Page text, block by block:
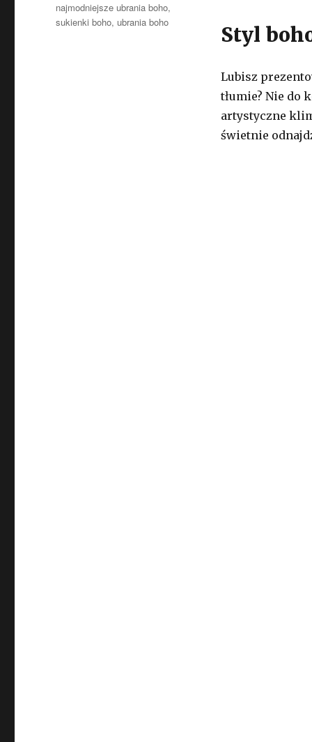
Styl
Lubisz
tłumie? Nie do
artystyczne
świetnie
najmodniejsze ubrania boho,
sukienki boho, ubrania boho